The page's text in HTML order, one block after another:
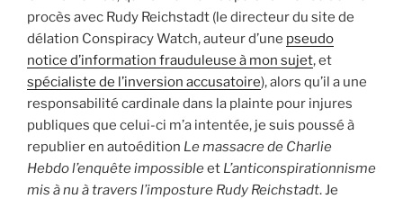
procès avec Rudy Reichstadt (le directeur du site de
délation Conspiracy Watch, auteur d’une pseudo
notice d’information frauduleuse à mon sujet, et
spécialiste de l’inversion accusatoire), alors qu’il a une
responsabilité cardinale dans la plainte pour injures
publiques que celui-ci m’a intentée, je suis poussé à
republier en autoédition Le massacre de Charlie
Hebdo l’enquête impossibleet L’anticonspirationnisme
mis à nu à travers l’imposture Rudy Reichstadt. Je